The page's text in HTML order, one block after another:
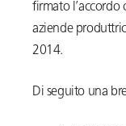
firmato l’accordo
aziende
2014.
Di seguito una